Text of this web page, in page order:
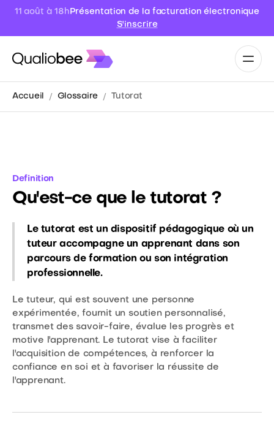
11 août à 18h Présentation de la facturation électronique
S'inscrire
Accueil Glossaire Tutorat
Definition
Qu'est-ce que le tutorat ?
Le tutorat est un dispositif pédagogique où un
tuteur accompagne un apprenant dans son
parcours de formation ou son intégration
professionnelle.
Le tuteur, qui est souvent une personne
expérimentée, fournit un soutien personnalisé,
transmet des savoir-faire, évalue les progrès et
motive l'apprenant. Le tutorat vise à faciliter
l'acquisition de compétences, à renforcer la
confiance en soi et à favoriser la réussite de
l'apprenant.